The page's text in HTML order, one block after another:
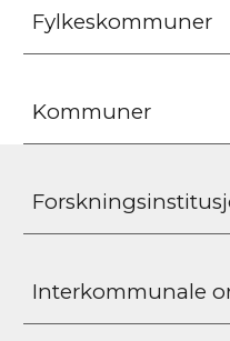
Fylkeskommuner
Kommuner
Interkommunale